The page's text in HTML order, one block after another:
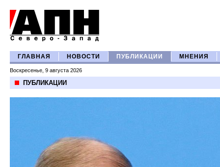
ГЛАВНАЯ НОВОСТИ ПУБЛИКАЦИИ МНЕНИЯ
Воскресенье, 9 августа 2026
ПУБЛИКАЦИИ